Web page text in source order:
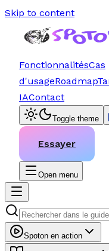
Skip to content
FonctionnalitésCas
d'usageRoadmap
IAContact
Toggle theme
Essayer
Open menu
Spoton en action